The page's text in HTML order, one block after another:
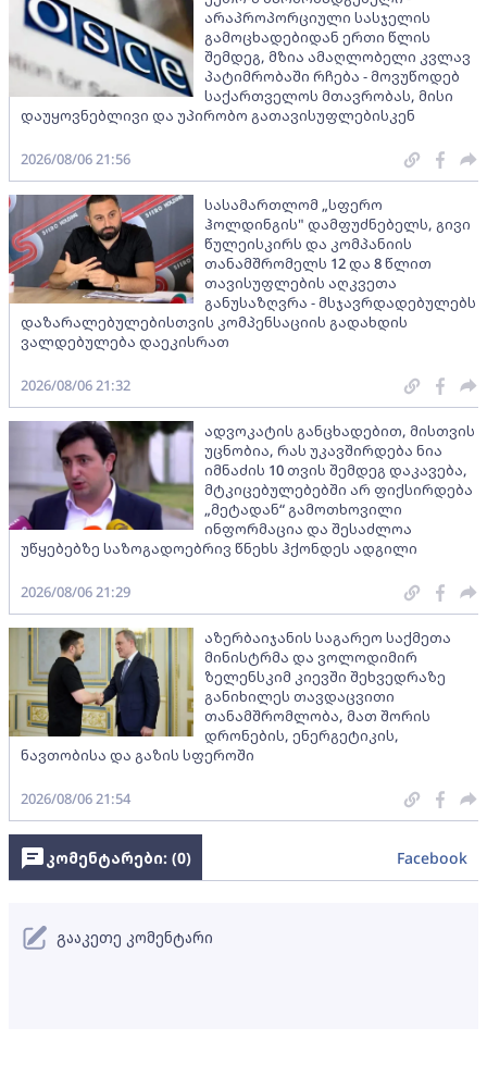
არაპროპორციული სასჯელის
გამოცხადებიდან ერთი წლის
შემდეგ, მზია ამაღლობელი კვლავ
პატიმრობაში რჩება - მოვუწოდებ
საქართველოს მთავრობას, მისი
დაუყოვნებლივი და უპირობო გათავისუფლებისკენ
2026/08/06 21:56
სასამართლომ „სფერო
ჰოლდინგის" დამფუძნებელს, გივი
წულეისკირს და კომპანიის
თანამშრომელს 12 და 8 წლით
თავისუფლების აღკვეთა
განუსაზღვრა - მსჯავრდადებულებს
დაზარალებულებისთვის კომპენსაციის გადახდის
ვალდებულება დაეკისრათ
2026/08/06 21:32
ადვოკატის განცხადებით, მისთვის
უცნობია, რას უკავშირდება ნია
იმნაძის 10 თვის შემდეგ დაკავება,
მტკიცებულებებში არ ფიქსირდება
„მეტადან“ გამოთხოვილი
ინფორმაცია და შესაძლოა
უწყებებზე საზოგადოებრივ წნეხს ჰქონდეს ადგილი
2026/08/06 21:29
აზერბაიჯანის საგარეო საქმეთა
მინისტრმა და ვოლოდიმირ
ზელენსკიმ კიევში შეხვედრაზე
განიხილეს თავდაცვითი
თანამშრომლობა, მათ შორის
დრონების, ენერგეტიკის,
ნავთობისა და გაზის სფეროში
2026/08/06 21:54
კომენტარები: (0) Facebook
გააკეთე კომენტარი